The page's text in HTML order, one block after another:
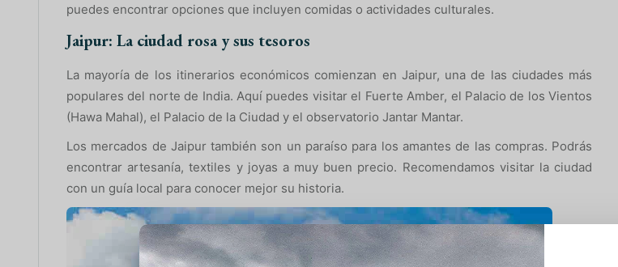
puedes encontrar opciones que incluyen comidas o actividades culturales.
Jaipur: La ciudad rosa y sus tesoros
La mayoría de los itinerarios económicos comienzan en Jaipur, una de las ciudades más
populares del norte de India. Aquí puedes visitar el Fuerte Amber, el Palacio de los Vientos
(Hawa Mahal), el Palacio de la Ciudad y el observatorio Jantar Mantar.
Los mercados de Jaipur también son un paraíso para los amantes de las compras. Podrás
encontrar artesanía, textiles y joyas a muy buen precio. Recomendamos visitar la ciudad
con un guía local para conocer mejor su historia.